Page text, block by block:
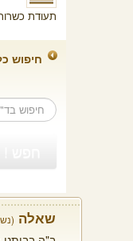
תעודת
חיפוש
שאלה